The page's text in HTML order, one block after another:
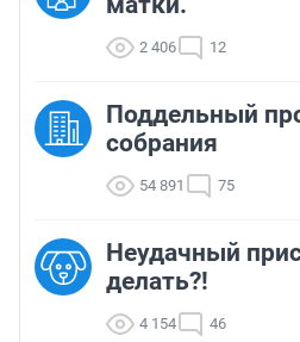
2 406 12
Поддельный
собрания
54 891 75
Неудачный
делать?!
4 154 46